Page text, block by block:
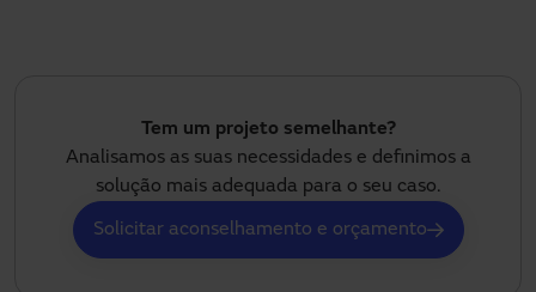
Tem um projeto semelhante?
Analisamos as suas necessidades e definimos a
solução mais adequada para o seu caso.
Solicitar aconselhamento e orçamento